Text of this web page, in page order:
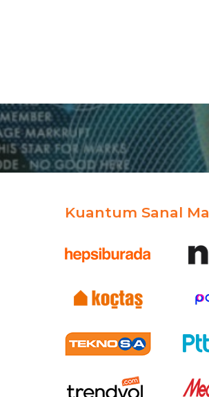
Kuantum Sanal